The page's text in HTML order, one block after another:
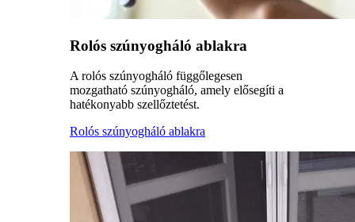
Rolós szúnyogháló ablakra
A rolós szúnyogháló függőlegesen
mozgatható szúnyogháló, amely elősegíti a
hatékonyabb szellőztetést.
Rolós szúnyogháló ablakra